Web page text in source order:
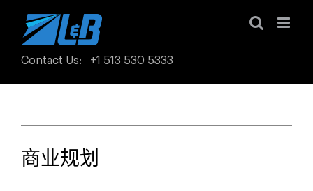
content
Contact Us: +1 513 530 5333
商业规划